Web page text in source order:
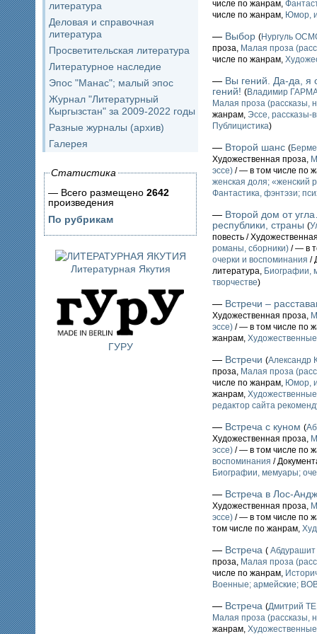
литература
Деловая и справочная
литература
Просветительская литература
Литературное наследие
Эпос "Манас"; малый эпос
Журнал "Литературный
Кыргызстан" за 2009-2022 годы
Разные журналы (архив)
Галерея
Статистика
— Всего размещено 2642
произведения
По рубрикам
Литературная Якутия
ГУРУ
числе по жанрам,
числе по жанрам, Юмор,
— Выбор (Нургуль
проза, Малая проза
числе по жанрам,
— Вы гений. Да-да,
гений! (Владимир
Малая проза (рассказы,
жанрам, Эссе,
Публицистика)
— Второй шанс (
Художественная проза,
эссе) / — в том числе по
женская доля; «женский
Фантастика, фэнтэзи;
— Второй дом от
республики, страны (
повесть /
романы, сборники) / — в
очерки и воспоминания /
литература, Биографии,
творчестве)
— Встречи –
Художественная проза,
эссе) / — в том числе по
жанрам,
— Встречи (
проза, Малая проза
числе по жанрам, Юмор,
жанрам,
редактор сайта
— Встреча с куном (
Художественная проза,
эссе) / — в том числе по
воспоминания /
Биографии, мемуары;
— Встреча в Лос-
Художественная проза,
эссе) / — в том числе по
том числе по жанрам,
— Встреча (
проза, Малая проза
числе по жанрам,
Военные; армейские;
— Встреча (Дмитрий
Малая проза (рассказы,
жанрам,